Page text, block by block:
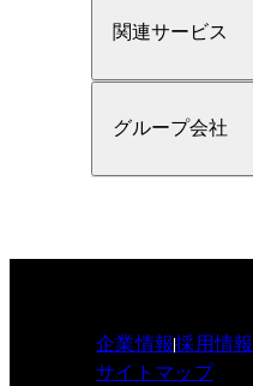
関連サービス
グループ会社
企業情報採用情報
サイトマップ